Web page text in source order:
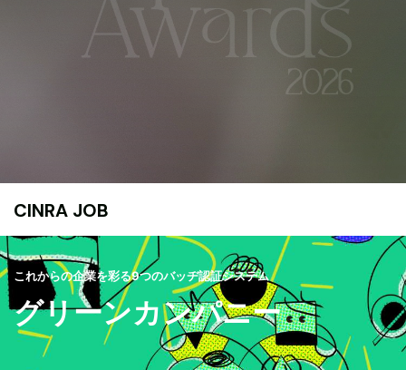
CINRA JOB
これからの企業を彩る9つのバッヂ認証システム
グリーンカンパニー